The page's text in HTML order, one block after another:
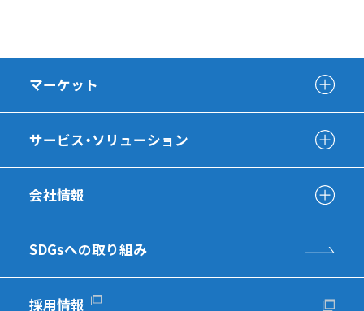
マーケット
サービス・ソリューション
会社情報
SDGsへの取り組み
採用情報